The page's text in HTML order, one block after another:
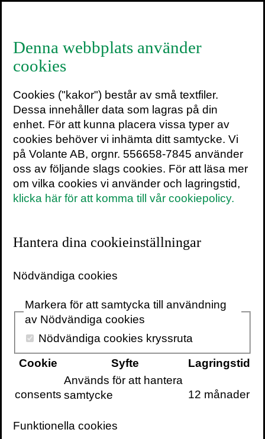
Populärvetenskap, sakprosa,
management och romaner.
Författare
och tänkare som vill göra skillnad.
Föreläsare
många olika format.
Denna webbplats använder
cookies
Cookies ("kakor") består av små textfiler.
Dessa innehåller data som lagras på din
enhet. För att kunna placera vissa typer av
cookies behöver vi inhämta ditt samtycke. Vi
på Volante AB, orgnr. 556658-7845 använder
oss av följande slags cookies. För att läsa mer
om vilka cookies vi använder och lagringstid,
klicka här för att komma till vår cookiepolicy.
Hantera dina cookieinställningar
Nödvändiga cookies
Markera för att samtycka till användning
av Nödvändiga cookies
Nödvändiga cookies kryssruta
Cookie
Syfte Lagringstid
consents
Används för att hantera
samtycke
12 månader
Funktionella cookies